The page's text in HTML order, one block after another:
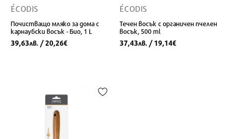
ÉCODIS
Почистващо мляко за дома с
карнаубски восък - Био, 1 L
39,63лв. / 20,26€
ÉCODIS
Течен восък с органичен пчелен
восък, 500 ml
37,43лв. / 19,14€